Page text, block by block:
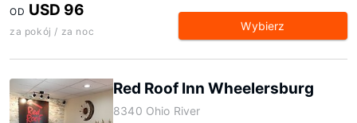
OD USD 96
za pokój / za noc Wybierz
Red Roof Inn Wheelersburg
8340 Ohio River